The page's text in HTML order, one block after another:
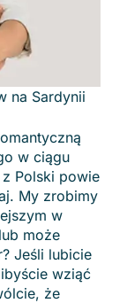
na Sardynii
w ciągu
Polski powie
My zrobimy
w
może
Jeśli lubicie
wziąć
że